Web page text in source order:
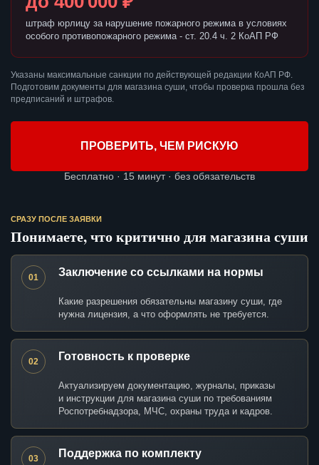
штраф юрлицу за нарушение пожарного режима в условиях
особого противопожарного режима - ст. 20.4 ч. 2 КоАП РФ
Указаны максимальные санкции по действующей редакции КоАП РФ.
Подготовим документы для магазина суши, чтобы проверка прошла без
предписаний и штрафов.
ПРОВЕРИТЬ, ЧЕМ РИСКУЮ
Бесплатно · 15 минут · без обязательств
СРАЗУ ПОСЛЕ ЗАЯВКИ
Понимаете, что критично для магазина суши
01 Заключение со ссылками на нормы
Какие разрешения обязательны магазину суши, где
нужна лицензия, а что оформлять не требуется.
02 Готовность к проверке
Актуализируем документацию, журналы, приказы
и инструкции для магазина суши по требованиям
Роспотребнадзора, МЧС, охраны труда и кадров.
03 Поддержка по комплекту